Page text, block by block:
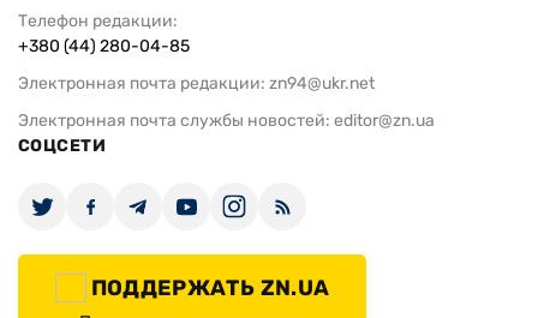
Телефон редакции:
+380 (44) 280-04-85
Электронная почта редакции: zn94@ukr.net
Электронная почта службы новостей: editor@zn.ua
СОЦСЕТИ
ПОДДЕРЖАТЬ ZN.UA